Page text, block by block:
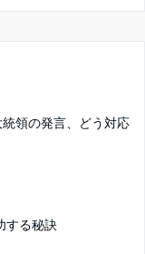
領の発言、どう対応
する秘訣